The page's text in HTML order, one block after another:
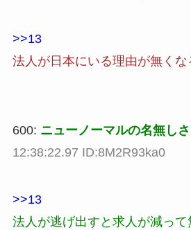
>>13
法人が日本にいる理由が無くな
600: ニューノーマルの名無し
12:38:22.97 ID:8M2R93ka0
>>13
法人が逃げ出すと求人が減っ